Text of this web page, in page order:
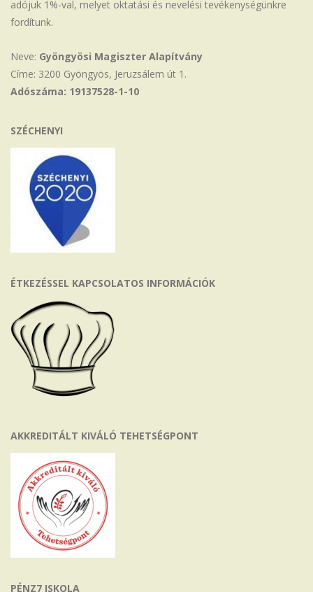
adójuk 1%-val, melyet oktatási és nevelési tevékenységünkre
fordítunk.
Neve: Gyöngyösi Magiszter Alapítvány
Címe: 3200 Gyöngyös, Jeruzsálem út 1.
Adószáma: 19137528-1-10
SZÉCHENYI
ÉTKEZÉSSEL KAPCSOLATOS INFORMÁCIÓK
AKKREDITÁLT KIVÁLÓ TEHETSÉGPONT
PÉNZ7 ISKOLA